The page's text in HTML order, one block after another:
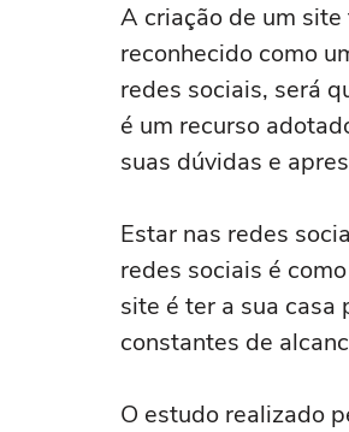
A criação de um
reconhecido como
redes sociais, será
é um recurso
suas dúvidas e
Estar nas redes
redes sociais é
site é ter a sua casa
constantes de
O estudo realizado